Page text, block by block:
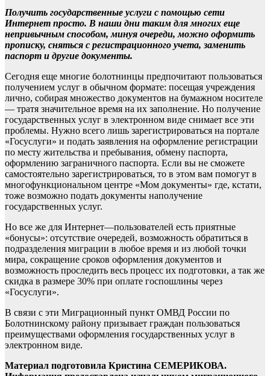
Получить государственные услуги с помощью сети
Интернет просто. В наши дни таким для многих еще
непривычным способом, минуя очереди, можно оформить
прописку, сняться с регистрационного учета, заменить
паспорт и другие документы.
Сегодня еще многие болотнинцы предпочитают пользоваться
получением услуг в обычном формате: посещая учреждения
лично, собирая множество документов на бумажном носителе
— тратя значительное время на их заполнение. Но получение
государственных услуг в электронном виде снимает все эти
проблемы. Нужно всего лишь зарегистрироваться на портале
«Госуслуги» и подать заявления на оформление регистрации
по месту жительства и пребывания, обмену паспорта,
оформлению заграничного паспорта. Если вы не сможете
самостоятельно зарегистрироваться, то в этом вам помогут в
многофункциональном центре «Мом документы» где, кстати,
тоже возможно подать документы наполучение
государственных услуг.
Но все же для Интернет—пользователей есть приятные
«бонусы»: отсутствие очередей, возможность обратиться в
подразделения миграции в любое время и из любой точки
мира, сокращение сроков оформления документов и
возможность проследить весь процесс их подготовки, а так же
скидка в размере 30% при оплате госпошлины через
«Госуслуги».
В связи с эти Миграционный пункт ОМВД России по
Болотнинскому району призывает граждан пользоваться
преимуществами оформления государственных услуг в
электронном виде.
Материал подготовила Кристина СЕМЕРИКОВА.